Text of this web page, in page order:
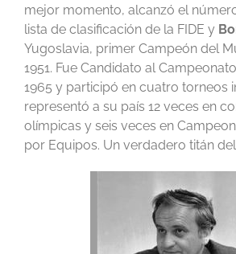
mejor momento, alcanzó el
lista de clasificación de la FIDE y
Yugoslavia, primer Campeón del
1951. Fue Candidato al
1965 y participó en cuatro torneos
representó a su país 12 veces en
olímpicas y seis veces en
por Equipos. Un verdadero titán